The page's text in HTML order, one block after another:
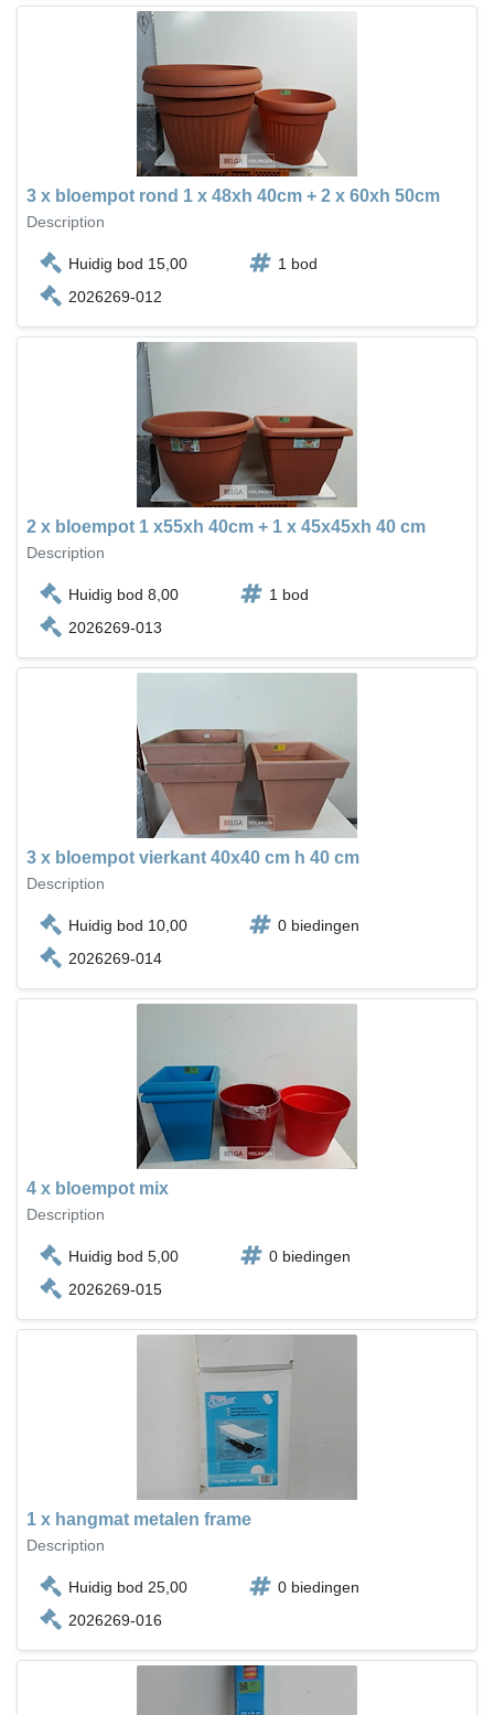
3 x bloempot rond 1 x 48xh 40cm + 2 x 60xh 50cm
Description
Huidig bod 15,00
1 bod
2026269-012
2 x bloempot 1 x55xh 40cm + 1 x 45x45xh 40 cm
Description
Huidig bod 8,00
1 bod
2026269-013
3 x bloempot vierkant 40x40 cm h 40 cm
Description
Huidig bod 10,00
0 biedingen
2026269-014
4 x bloempot mix
Description
Huidig bod 5,00
0 biedingen
2026269-015
1 x hangmat metalen frame
Description
Huidig bod 25,00
0 biedingen
2026269-016